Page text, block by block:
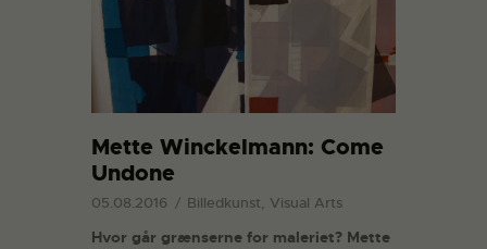
Mette Winckelmann: Come
Undone
05.08.2016 Billedkunst, Visual Arts
Hvor går grænserne for maleriet? Mette